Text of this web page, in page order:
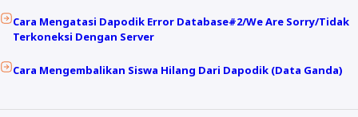
Cara Mengatasi Dapodik Error Database#2/We Are Sorry/Tidak
Terkoneksi Dengan Server
Cara Mengembalikan Siswa Hilang Dari Dapodik (Data Ganda)